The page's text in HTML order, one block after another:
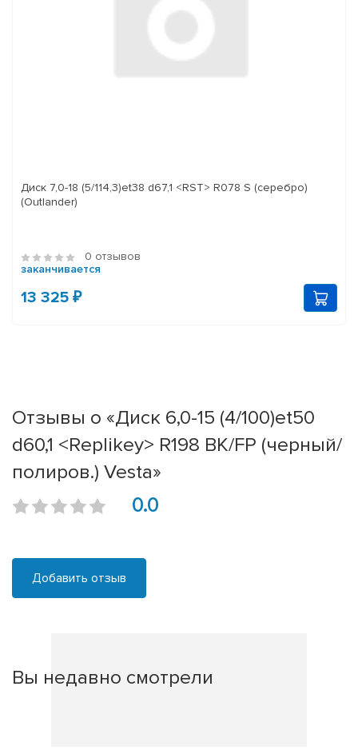
Диск 7,0-18 (5/114,3)et38 d67,1 <RST> R078 S (серебро)
(Outlander)
0 отзывов
заканчивается
13 325 ₽
Отзывы о «Диск 6,0-15 (4/100)et50
d60,1 <Rеplikey> R198 BK/FP (черный/
полиров.) Vesta»
0.0
Добавить отзыв
Вы недавно смотрели